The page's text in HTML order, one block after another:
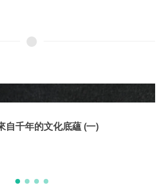
自千年的文化底蘊 (一)